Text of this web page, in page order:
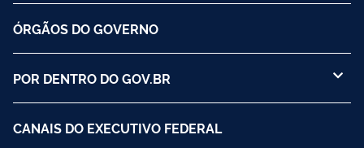
ÓRGÃOS DO GOVERNO
POR DENTRO DO GOV.BR
CANAIS DO EXECUTIVO FEDERAL